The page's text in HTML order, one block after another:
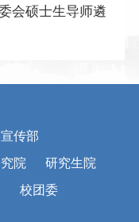
会硕士生导师遴
传部
院
研究生院
校团委